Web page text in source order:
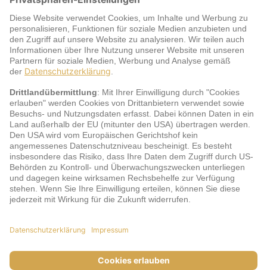
Warum jö?
Service
jö Bonus Club Partner
Zahlungsarten & Sicherheit
AGB